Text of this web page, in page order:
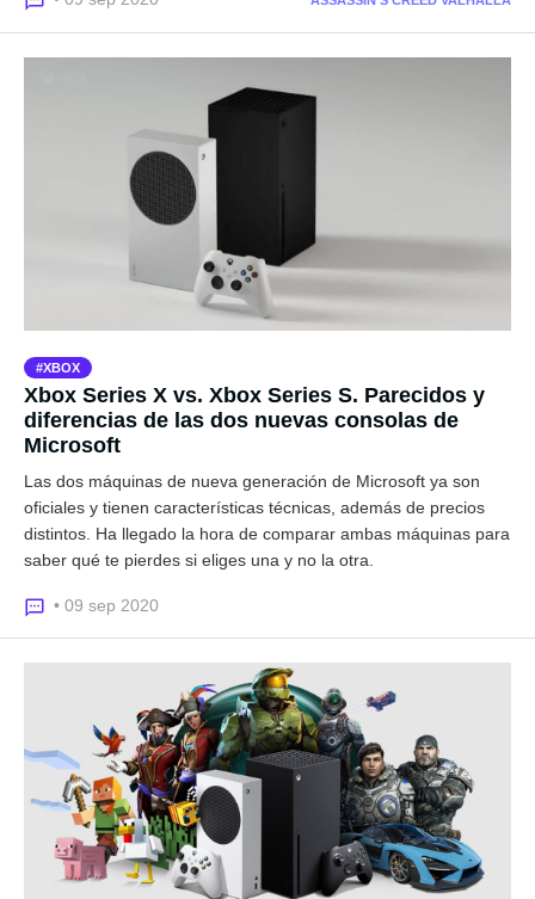
XBOX
Xbox Series X vs. Xbox Series S. Parecidos y
diferencias de las dos nuevas consolas de
Microsoft
Las dos máquinas de nueva generación de Microsoft ya son
oficiales y tienen características técnicas, además de precios
distintos. Ha llegado la hora de comparar ambas máquinas para
saber qué te pierdes si eliges una y no la otra.
• 09 sep 2020